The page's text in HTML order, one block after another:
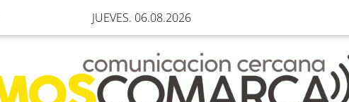
JUEVES. 06.08.2026